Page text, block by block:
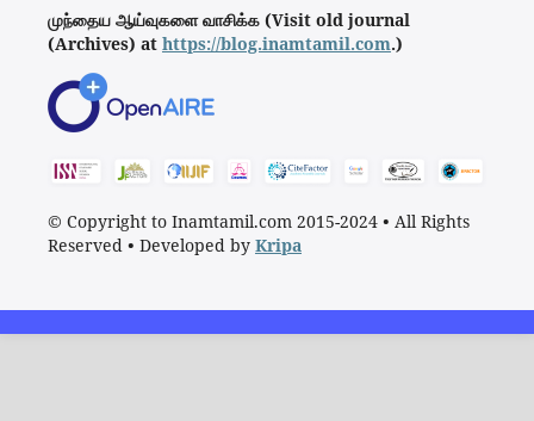
முந்தைய ஆய்வுகளை வாசிக்க (Visit old journal
(Archives) at https://blog.inamtamil.com.)
© Copyright to Inamtamil.com 2015-2024 • All Rights
Reserved • Developed by Kripa